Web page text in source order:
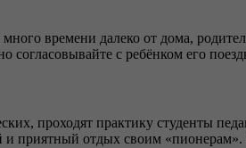
времени далеко от дома,
согласовывайте с ребёнком его
проходят практику студенты
отдых своим «пионерам».